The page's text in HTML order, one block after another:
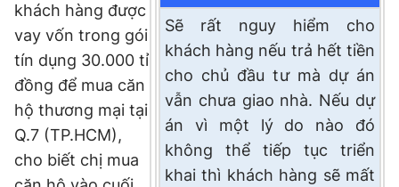
Sẽ rất nguy hiểm cho
khách hàng nếu trả hết tiền
cho chủ đầu tư mà dự án
vẫn chưa giao nhà. Nếu dự
án vì một lý do nào đó
không thể tiếp tục triển
khai thì khách hàng sẽ mất
khách hàng được
vay vốn trong gói
tín dụng 30.000 tỉ
đồng để mua căn
hộ thương mại tại
Q.7 (TP.HCM),
cho biết chị mua